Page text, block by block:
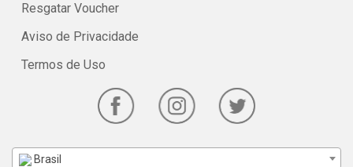
Resgatar Voucher
Aviso de Privacidade
Termos de Uso
Brasil